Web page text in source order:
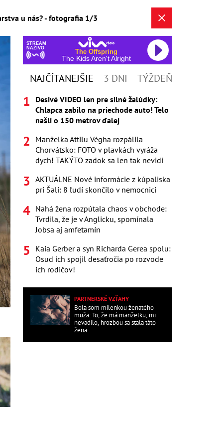
u nás? - fotografia 1/3
STREAM
NAŽIVO
The Offspring
The Kids Aren't Alright
NAJČÍTANEJŠIE 3 DNI TÝŽDEŇ
Desivé VIDEO len pre silné žalúdky:
Chlapca zabilo na priechode auto! Telo
našli o 150 metrov ďalej
Manželka Attilu Végha rozpálila
Chorvátsko: FOTO v plavkách vyráža
dych! TAKÝTO zadok sa len tak nevidí
AKTUÁLNE Nové informácie z kúpaliska
pri Šali: 8 ľudí skončilo v nemocnici
Nahá žena rozpútala chaos v obchode:
Tvrdila, že je v Anglicku, spomínala
Jobsa aj amfetamín
Kaia Gerber a syn Richarda Gerea spolu:
Osud ich spojil desaťročia po rozvode
ich rodičov!
PARTNERSKÉ VZŤAHY
Bola som milenkou ženatého
muža: To, že má manželku, mi
nevadilo, hrozbou sa stala táto
žena